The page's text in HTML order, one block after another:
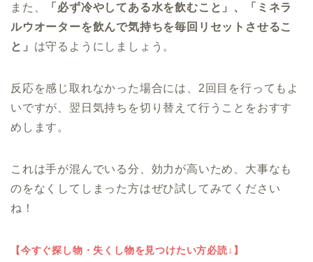
また、
「必ず冷やしてある水を飲むこと」、「ミネラ
ルウオーターを飲んで気持ちを毎回リセットさせるこ
と」 は守るようにしましょう。
反応を感じ取れなかった場合には、2回目を行ってもよ
いですが、翌日気持ちを切り替えて行うことをおすす
めします。
これは手が混んでいる分、効力が高いため、大事なも
のをなくしてしまった方はぜひ試してみてください
ね！
【今すぐ探し物・失くし物を見つけたい方必読↓】